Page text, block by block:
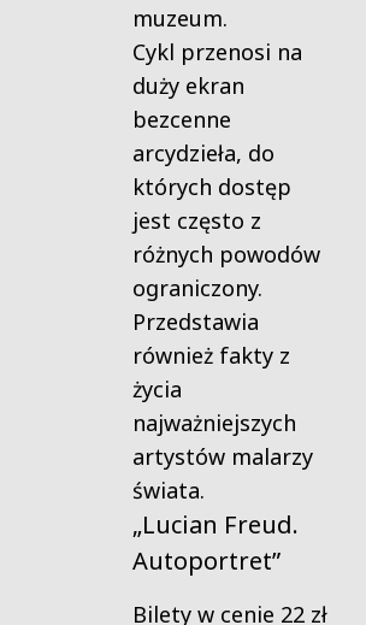
muzeum.
Cykl przenosi na
duży ekran
bezcenne
arcydzieła, do
których dostęp
jest często z
różnych powodów
ograniczony.
Przedstawia
również fakty z
życia
najważniejszych
artystów malarzy
świata.
„Lucian Freud.
Autoportret”
Bilety w cenie 22 zł